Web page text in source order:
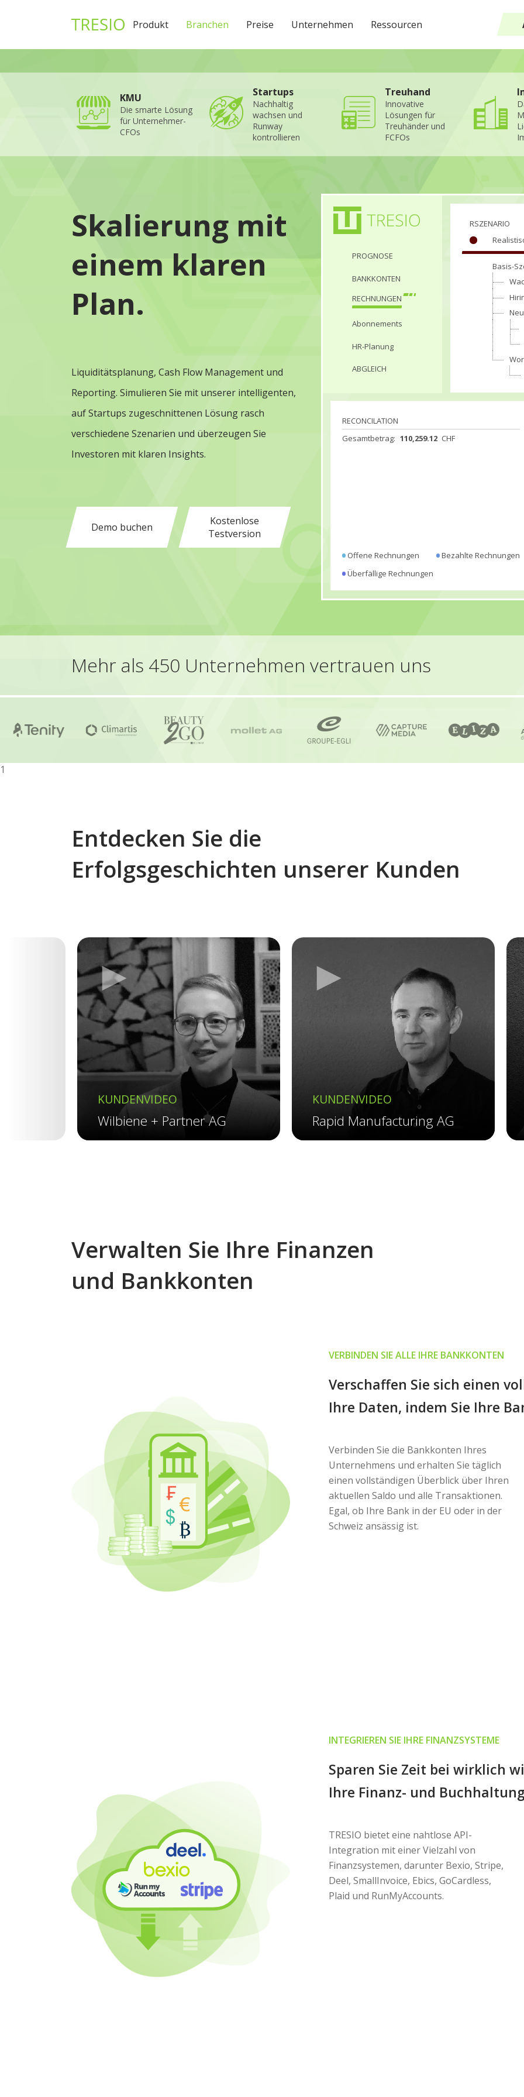
Produkt Branchen Preise Unternehmen Ressourcen
KMU
Die smarte Lösung
für Unternehmer-
CFOs
Startups
Nachhaltig
wachsen und
Runway
kontrollieren
Treuhand
Innovative
Lösungen für
Treuhänder und
FCFOs
Skalierung mit
einem klaren
Plan.
Liquiditätsplanung, Cash Flow Management und
Reporting. Simulieren Sie mit unserer intelligenten,
auf Startups zugeschnittenen Lösung rasch
verschiedene Szenarien und überzeugen Sie
Investoren mit klaren Insights.
Demo buchen
Kostenlose
Testversion
PROGNOSE
BANKKONTEN
RECHNUNGEN
Abonnements
HR-Planung
ABGLEICH
RSZENARIO
Basis-
RECONCILATION
Gesamtbetrag: 110,259.12 CHF
Offene Rechnungen
Überfällige Rechnungen
Bezahlte Rechnungen
Mehr als 450 Unternehmen vertrauen uns
1
Entdecken Sie die
Erfolgsgeschichten unserer Kunden
►
KUNDENVIDEO
Wilbiene + Partner AG
►
KUNDENVIDEO
Rapid Manufacturing AG
Verwalten Sie Ihre Finanzen
und Bankkonten
VERBINDEN SIE ALLE IHRE BANKKONTEN
Verschaffen Sie sich einen
Ihre Daten, indem Sie Ihre
Verbinden Sie die Bankkonten Ihres
Unternehmens und erhalten Sie täglich
einen vollständigen Überblick über Ihren
aktuellen Saldo und alle Transaktionen.
Egal, ob Ihre Bank in der EU oder in der
Schweiz ansässig ist.
INTEGRIEREN SIE IHRE FINANZSYSTEME
Sparen Sie Zeit bei wirklich
Ihre Finanz- und
TRESIO bietet eine nahtlose API-
Integration mit einer Vielzahl von
Finanzsystemen, darunter Bexio, Stripe,
Deel, SmallInvoice, Ebics, GoCardless,
Plaid und RunMyAccounts.